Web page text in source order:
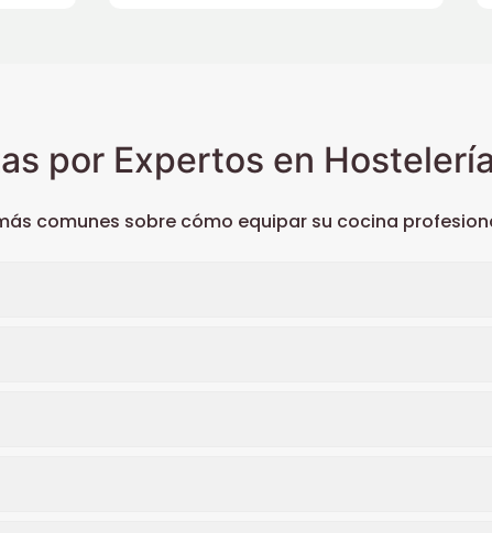
por Expertos en Hostelería
comunes sobre cómo equipar su cocina